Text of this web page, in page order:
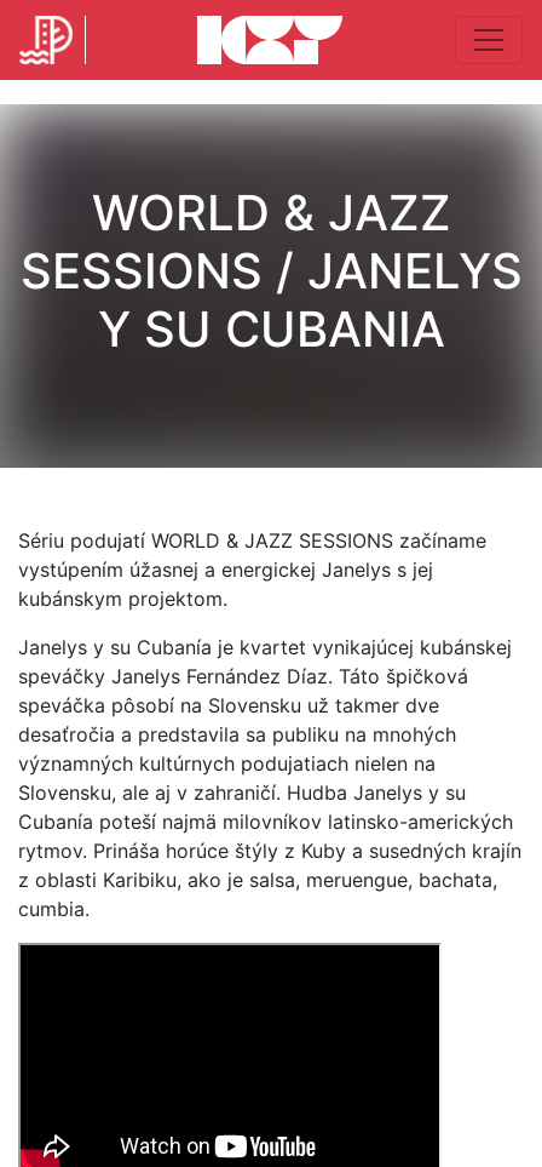
WORLD & JAZZ
SESSIONS / JANELYS
Y SU CUBANIA
Sériu podujatí WORLD & JAZZ SESSIONS začíname
vystúpením úžasnej a energickej Janelys s jej
kubánskym projektom.
Janelys y su Cubanía je kvartet vynikajúcej kubánskej
speváčky Janelys Fernández Díaz. Táto špičková
speváčka pôsobí na Slovensku už takmer dve
desaťročia a predstavila sa publiku na mnohých
významných kultúrnych podujatiach nielen na
Slovensku, ale aj v zahraničí. Hudba Janelys y su
Cubanía poteší najmä milovníkov latinsko-amerických
rytmov. Prináša horúce štýly z Kuby a susedných krajín
z oblasti Karibiku, ako je salsa, meruengue, bachata,
cumbia.